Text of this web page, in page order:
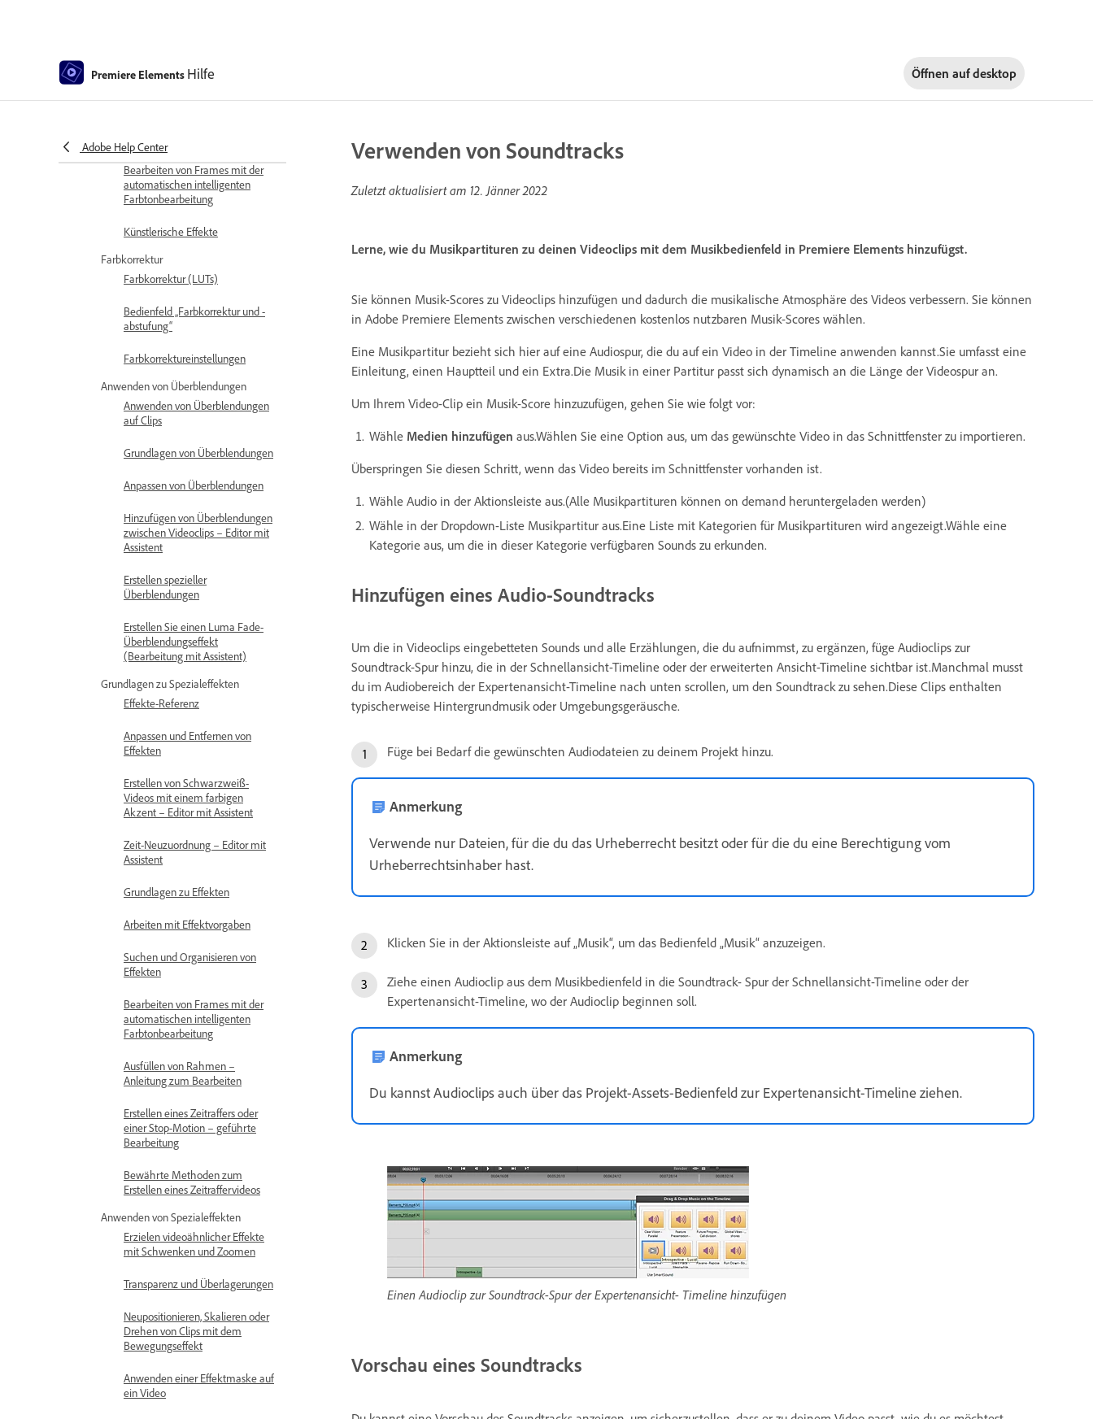
Premiere Elements Hilfe Öffnen aufdesktop
Adobe Help Center
Frames – Editor mit Assistent
Bearbeiten von Frames mit der
automatischen intelligenten
Farbtonbearbeitung
Künstlerische Effekte
Farbkorrektur
Farbkorrektur (LUTs)
Bedienfeld „Farbkorrektur und -
abstufung“
Farbkorrektureinstellungen
Anwenden von Überblendungen
Anwenden von Überblendungen
auf Clips
Grundlagen von Überblendungen
Anpassen von Überblendungen
Hinzufügen von Überblendungen
zwischen Videoclips – Editor mit
Assistent
Erstellen spezieller
Überblendungen
Erstellen Sie einen Luma Fade-
Überblendungseffekt
(Bearbeitung mit Assistent)
Grundlagen zu Spezialeffekten
Effekte-Referenz
Anpassen und Entfernen von
Effekten
Erstellen von Schwarzweiß-
Videos mit einem farbigen
Akzent – Editor mit Assistent
Zeit-Neuzuordnung – Editor mit
Assistent
Grundlagen zu Effekten
Arbeiten mit Effektvorgaben
Suchen und Organisieren von
Effekten
Bearbeiten von Frames mit der
automatischen intelligenten
Farbtonbearbeitung
Ausfüllen von Rahmen –
Anleitung zum Bearbeiten
Erstellen eines Zeitraffers oder
einer Stop-Motion – geführte
Bearbeitung
Bewährte Methoden zum
Erstellen eines Zeitraffervideos
Anwenden von Spezialeffekten
Erzielen videoähnlicher Effekte
mit Schwenken und Zoomen
Transparenz und Überlagerungen
Neupositionieren, Skalieren oder
Drehen von Clips mit dem
Bewegungseffekt
Anwenden einer Effektmaske auf
ein Video
Verwenden von Soundtracks
Zuletzt aktualisiert am 12. Jänner 2022
Lerne, wie du Musikpartituren zu deinen Videoclips mit dem Musikbedienfeld in Premiere Elements hinzufügst.
Sie können Musik-Scores zu Videoclips hinzufügen und dadurch die musikalische Atmosphäre des Videos verbessern. Sie können
in Adobe Premiere Elements zwischen verschiedenen kostenlos nutzbaren Musik-Scores wählen.
Eine Musikpartitur bezieht sich hier auf eine Audiospur, die du auf ein Video in der Timeline anwenden kannst.Sie umfasst eine
Einleitung, einen Hauptteil und ein Extra.Die Musik in einer Partitur passt sich dynamisch an die Länge der Videospur an.
Um Ihrem Video-Clip ein Musik-Score hinzuzufügen, gehen Sie wie folgt vor:
Wähle Medien hinzufügen aus.Wählen Sie eine Option aus, um das gewünschte Video in das Schnittfenster zu importieren.
Überspringen Sie diesen Schritt, wenn das Video bereits im Schnittfenster vorhanden ist.
Wähle Audio in der Aktionsleiste aus.(Alle Musikpartituren können on demand heruntergeladen werden)
Wähle in der Dropdown-Liste Musikpartitur aus.Eine Liste mit Kategorien für Musikpartituren wird angezeigt.Wähle eine
Kategorie aus, um die in dieser Kategorie verfügbaren Sounds zu erkunden.
Hinzufügen eines Audio-Soundtracks
Um die in Videoclips eingebetteten Sounds und alle Erzählungen, die du aufnimmst, zu ergänzen, füge Audioclips zur
Soundtrack-Spur hinzu, die in der Schnellansicht-Timeline oder der erweiterten Ansicht-Timeline sichtbar ist.Manchmal musst
du im Audiobereich der Expertenansicht-Timeline nach unten scrollen, um den Soundtrack zu sehen.Diese Clips enthalten
typischerweise Hintergrundmusik oder Umgebungsgeräusche.
Füge bei Bedarf die gewünschten Audiodateien zu deinem Projekt hinzu.
Anmerkung
Verwende nur Dateien, für die du das Urheberrecht besitzt oder für die du eine Berechtigung vom
Urheberrechtsinhaber hast.
Klicken Sie in der Aktionsleiste auf „Musik“, um das Bedienfeld „Musik“ anzuzeigen.
Ziehe einen Audioclip aus dem Musikbedienfeld in die Soundtrack- Spur der Schnellansicht-Timeline oder der
Expertenansicht-Timeline, wo der Audioclip beginnen soll.
Anmerkung
Du kannst Audioclips auch über das Projekt-Assets-Bedienfeld zur Expertenansicht-Timeline ziehen.
Einen Audioclip zur Soundtrack-Spur der Expertenansicht- Timeline hinzufügen
Vorschau eines Soundtracks